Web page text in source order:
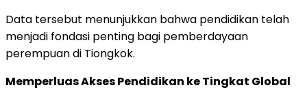
Data tersebut menunjukkan bahwa pendidikan telah
menjadi fondasi penting bagi pemberdayaan
perempuan di Tiongkok.
Memperluas Akses Pendidikan ke Tingkat Global